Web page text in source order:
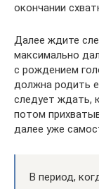
окончании
Далее ждите
максимально
с рождением
должна родить
следует ждать,
потом
далее уже
В период,